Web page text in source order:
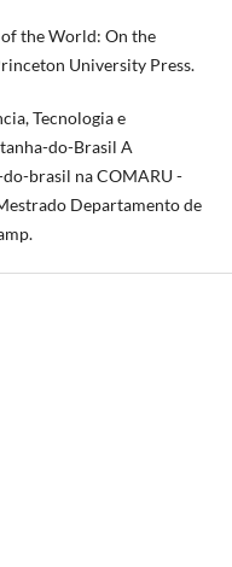
of the World: On the
University Press.
Tecnologia e
do-Brasil A
brasil na COMARU -
Departamento de